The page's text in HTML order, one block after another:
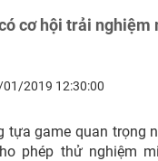
cơ hội trải nghiệm
2019 12:30:00
tựa game quan trọng
phép thử nghiệm